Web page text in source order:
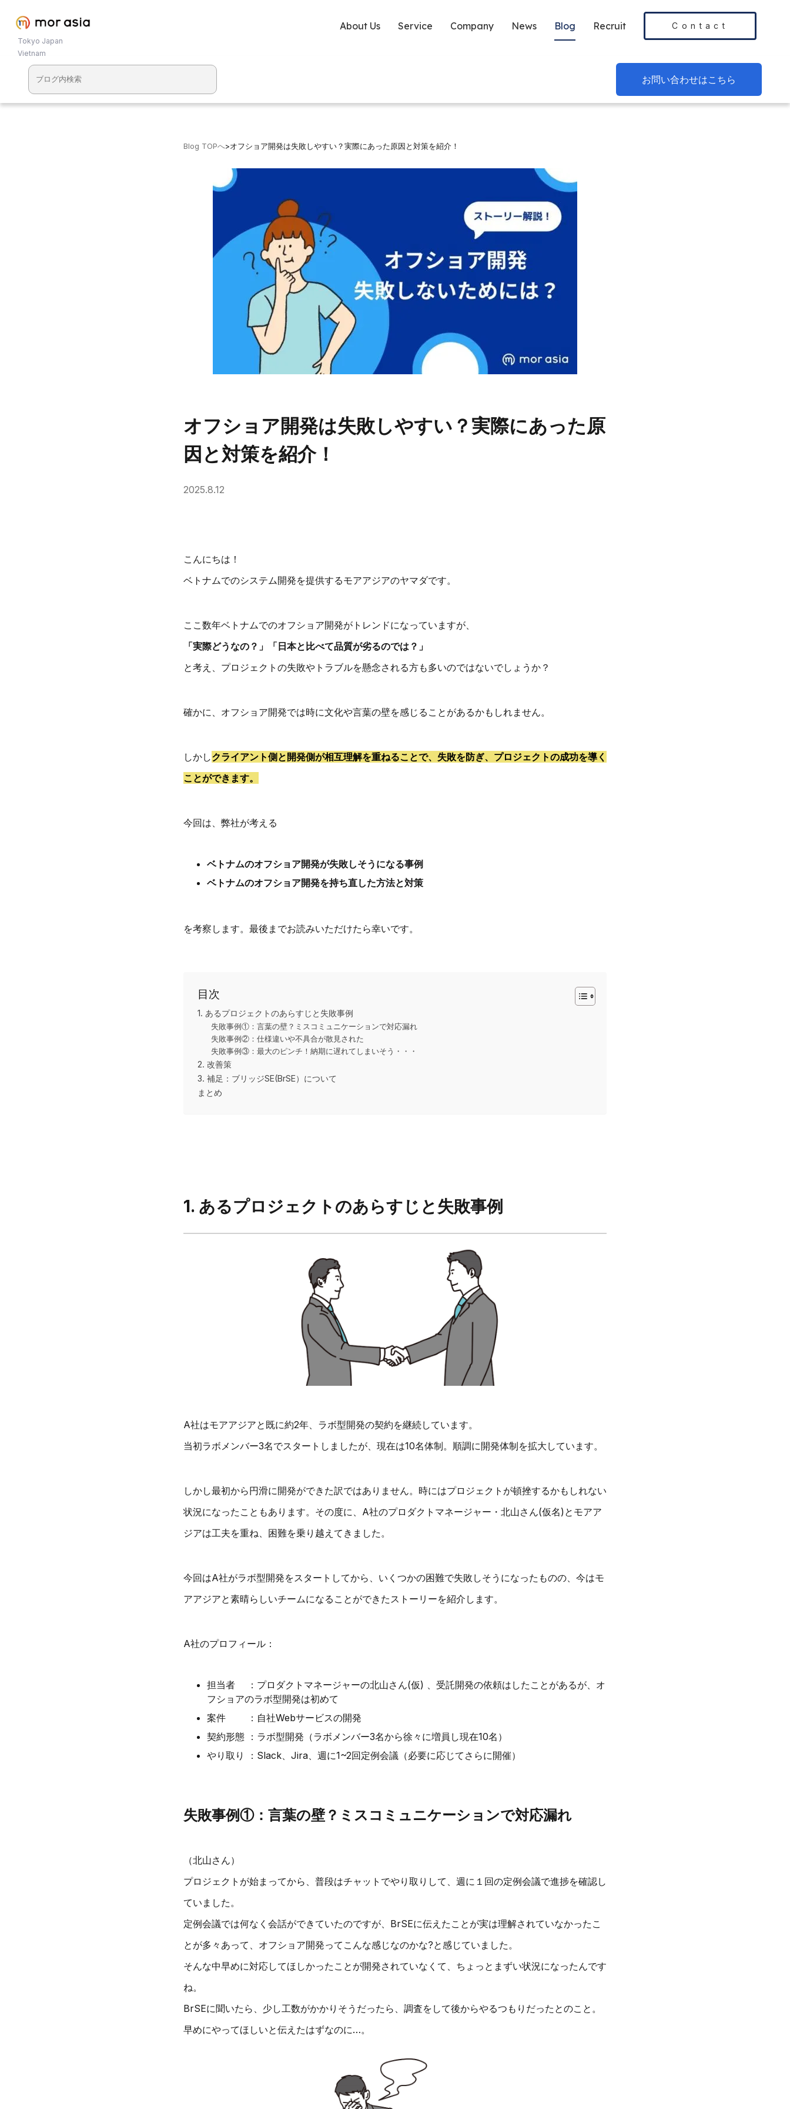
Tokyo Japan
Vietnam
About Us Service Company News Blog Recruit Contact
お問い合わせはこちら
Blog TOPへ>オフショア開発は失敗しやすい？実際にあった原因と対策を紹介！
オフショア開発は失敗しやすい？実際にあった原
因と対策を紹介！
2025.8.12
こんにちは！
ベトナムでのシステム開発を提供するモアアジアのヤマダです。
ここ数年ベトナムでのオフショア開発がトレンドになっていますが、
「実際どうなの？」「日本と比べて品質が劣るのでは？」
と考え、プロジェクトの失敗やトラブルを懸念される方も多いのではないでしょうか？
確かに、オフショア開発では時に文化や言葉の壁を感じることがあるかもしれません。
しかしクライアント側と開発側が相互理解を重ねることで、失敗を防ぎ、プロジェクトの成功を導く
ことができます。
今回は、弊社が考える
ベトナムのオフショア開発が失敗しそうになる事例
ベトナムのオフショア開発を持ち直した方法と対策
を考察します。最後までお読みいただけたら幸いです。
目次
1. あるプロジェクトのあらすじと失敗事例
失敗事例①：言葉の壁？ミスコミュニケーションで対応漏れ
失敗事例②：仕様違いや不具合が散見された
失敗事例③：最大のピンチ！納期に遅れてしまいそう・・・
2. 改善策
3. 補足：ブリッジSE(BrSE）について
まとめ
1. あるプロジェクトのあらすじと失敗事例
A社はモアアジアと既に約2年、ラボ型開発の契約を継続しています。
当初ラボメンバー3名でスタートしましたが、現在は10名体制。順調に開発体制を拡大しています。
しかし最初から円滑に開発ができた訳ではありません。時にはプロジェクトが頓挫するかもしれない
状況になったこともあります。その度に、A社のプロダクトマネージャー・北山さん(仮名)とモアア
ジアは工夫を重ね、困難を乗り越えてきました。
今回はA社がラボ型開発をスタートしてから、いくつかの困難で失敗しそうになったものの、今はモ
アアジアと素晴らしいチームになることができたストーリーを紹介します。
A社のプロフィール：
担当者 ：プロダクトマネージャーの北山さん(仮) 、受託開発の依頼はしたことがあるが、オ
フショアのラボ型開発は初めて
案件 ：自社Webサービスの開発
契約形態 ：ラボ型開発（ラボメンバー3名から徐々に増員し現在10名）
やり取り ：Slack、Jira、週に1~2回定例会議（必要に応じてさらに開催）
失敗事例①：言葉の壁？ミスコミュニケーションで対応漏れ
（北山さん）
プロジェクトが始まってから、普段はチャットでやり取りして、週に１回の定例会議で進捗を確認し
ていました。
定例会議では何なく会話ができていたのですが、BrSEに伝えたことが実は理解されていなかったこ
とが多々あって、オフショア開発ってこんな感じなのかな?と感じていました。
そんな中早めに対応してほしかったことが開発されていなくて、ちょっとまずい状況になったんです
ね。
BrSEに聞いたら、少し工数がかかりそうだったら、調査をして後からやるつもりだったとのこと。
早めにやってほしいと伝えたはずなのに…。